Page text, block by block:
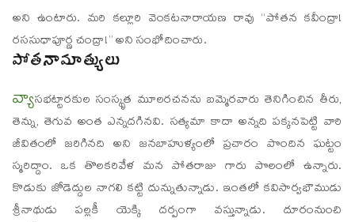
అని ఉంటారు. మరి కల్లూరి వెంకటనారాయణ రావు “పోతన కవీంద్రా!
రససుధాపూర్ణ చంద్రా!” అని సంభోదించారు.
పోతనామాత్యులు
వ్యాసభట్టారకుల సంస్కృత మూలరచనను బమ్మెరవారు తెనిగించిన తీరు,
తెన్ను, తెగువ అంత ఎన్నదగినవి. సత్యమా కాదా అన్నది పక్కనపెట్టి వారి
జీవితంలో జరిగినది అని జనబాహుళ్యంలో ప్రచారం పొందిన ఘట్టం
స్మరిద్దాం. ఒక తొలకరివేళ మన పోతరాజు గారు పొలంలో ఉన్నారు.
కొడుకు జోడెద్దుల నాగలి కట్టి దున్నుతున్నాడు. ఇంతలో కవిసార్వభౌముడు
శ్రీనాథుడు పల్లకీ యెక్కి దర్పంగా వస్తున్నాడు. దూరంనుంచి